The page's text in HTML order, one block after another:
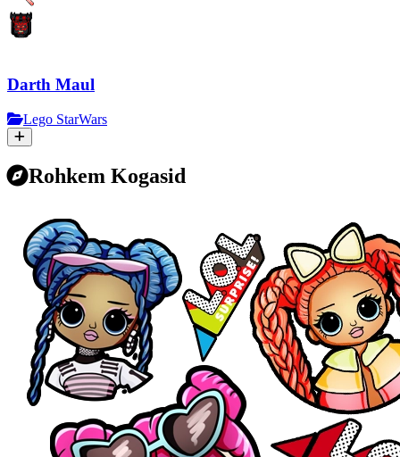
Darth Maul
Lego StarWars
Rohkem Kogasid